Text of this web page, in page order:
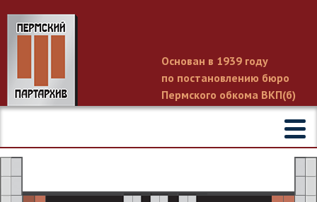
Основан в 1939 году
по постановлению бюро
Пермского обкома ВКП(б)